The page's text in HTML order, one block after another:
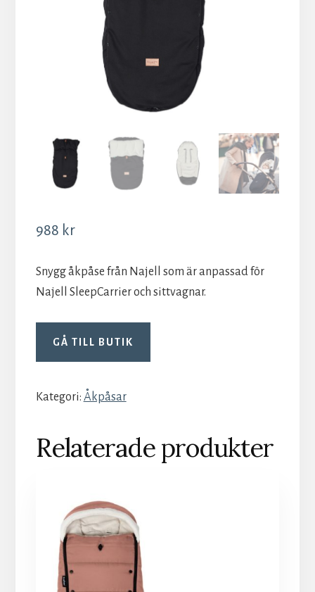
988 kr
Snygg åkpåse från Najell som är anpassad för
Najell SleepCarrier och sittvagnar.
GÅ TILL BUTIK
Kategori: Åkpåsar
Relaterade produkter